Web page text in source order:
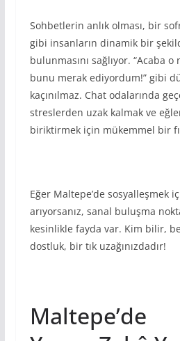
Sohbetlerin anlık olması, bir
gibi insanların dinamik bir
bulunmasını sağlıyor. “Acaba o
bunu merak ediyordum!” gibi
kaçınılmaz. Chat odalarında
streslerden uzak kalmak ve
biriktirmek için mükemmel bir
Eğer Maltepe’de sosyalleşmek
arıyorsanız, sanal buluşma
kesinlikle fayda var. Kim bilir,
dostluk, bir tık uzağınızdadır!
Maltepe’de